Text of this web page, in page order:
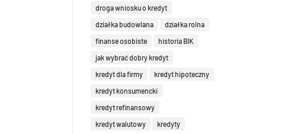
droga wniosku o kredyt
działka budowlana
działka rolna
finanse osobiste
historia BIK
jak wybrać dobry kredyt
kredyt dla firmy
kredyt hipoteczny
kredyt konsumencki
kredyt refinansowy
kredyt walutowy
kredyty